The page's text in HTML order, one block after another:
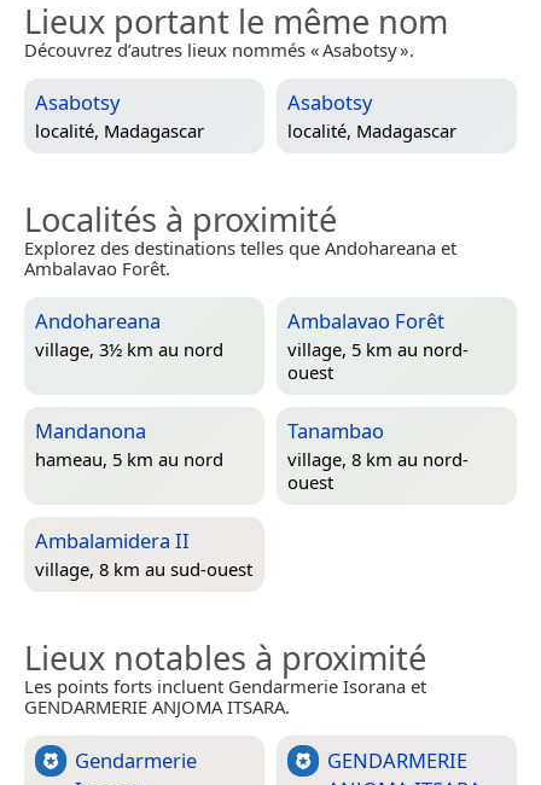
Lieux portant le même nom
Découvrez d’autres lieux nommés « Asabotsy ».
Asabotsy
localité, Madagascar
Asabotsy
localité, Madagascar
Localités à proximité
Explorez des destinations telles que Andohareana et
Ambalavao Forêt.
Andohareana
village, 3½ km au nord
Ambalavao Forêt
village, 5 km au nord-
ouest
Mandanona
hameau, 5 km au nord
Tanambao
village, 8 km au nord-
ouest
Ambalamidera II
village, 8 km au sud-ouest
Lieux notables à proximité
Les points forts incluent Gendarmerie Isorana et
GENDARMERIE ANJOMA ITSARA.
Gendarmerie
GENDARMERIE